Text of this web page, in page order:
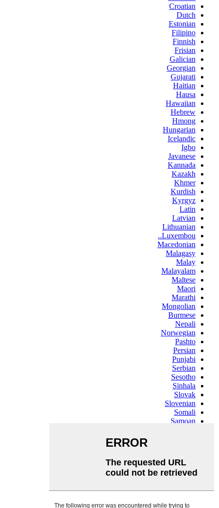
Croatian
Dutch
Estonian
Filipino
Finnish
Frisian
Galician
Georgian
Gujarati
Haitian
Hausa
Hawaiian
Hebrew
Hmong
Hungarian
Icelandic
Igbo
Javanese
Kannada
Kazakh
Khmer
Kurdish
Kyrgyz
Latin
Latvian
Lithuanian
Luxembou..
Macedonian
Malagasy
Malay
Malayalam
Maltese
Maori
Marathi
Mongolian
Burmese
Nepali
Norwegian
Pashto
Persian
Punjabi
Serbian
Sesotho
Sinhala
Slovak
Slovenian
Somali
Samoan
Swahili
Tajik
Telugu